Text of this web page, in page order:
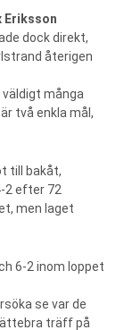
Eriksson
dock direkt,
återigen
väldigt många
två enkla mål,
till bakåt,
2 efter 72
men laget
6-2 inom loppet
se var de
träff på